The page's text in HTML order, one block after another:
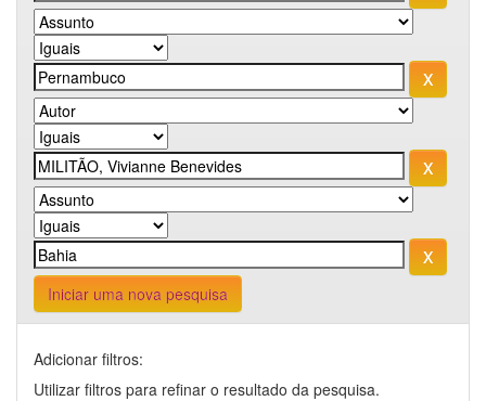
Iniciar uma nova pesquisa
Adicionar filtros:
Utilizar filtros para refinar o resultado da pesquisa.